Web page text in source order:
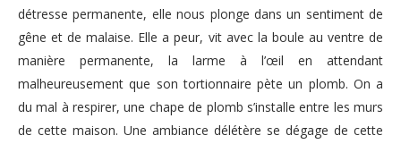
détresse permanente, elle nous plonge dans un sentiment de
gêne et de malaise. Elle a peur, vit avec la boule au ventre de
manière permanente, la larme à l’œil en attendant
malheureusement que son tortionnaire pète un plomb. On a
du mal à respirer, une chape de plomb s’installe entre les murs
de cette maison. Une ambiance délétère se dégage de cette